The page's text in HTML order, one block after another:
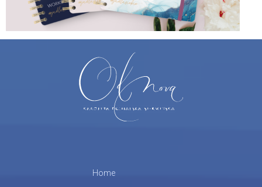
Home